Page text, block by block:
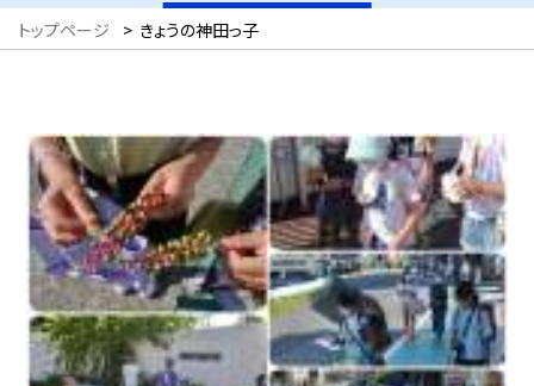
トップページ > きょうの神田っ子